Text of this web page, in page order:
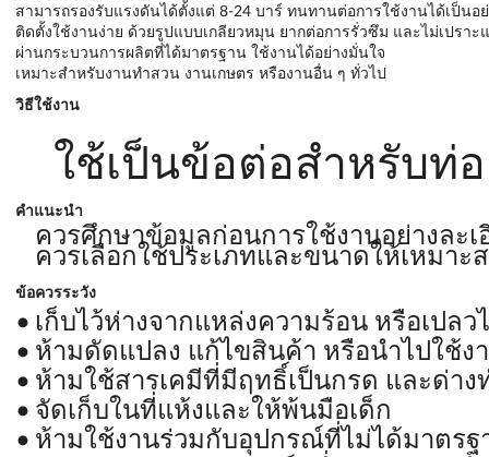
สามารถรองรับแรงดันได้ตั้งแต่ 8-24 บาร์ ทนทานต่อการใช้งานได้เป็นอ
ติดตั้งใช้งานง่าย ด้วยรูปแบบเกลียวหมุน ยากต่อการรั่วซึม และไม่เปราะ
ผ่านกระบวนการผลิตที่ได้มาตรฐาน ใช้งานได้อย่างมั่นใจ
เหมาะสำหรับงานทำสวน งานเกษตร หรืองานอื่น ๆ ทั่วไป
วิธีใช้งาน
ใช้เป็นข้อต่อสำหรับท่
คำแนะนำ
ควรศึกษาข้อมูลก่อนการใช้งานอย่างละเ
ควรเลือกใช้ประเภทและขนาดให้เหมาะ
ข้อควรระวัง
เก็บไว้ห่างจากแหล่งความร้อน หรือเปลว
ห้ามดัดแปลง แก้ไขสินค้า หรือนำไปใช้ง
ห้ามใช้สารเคมีที่มีฤทธิ์เป็นกรด และด่าง
จัดเก็บในที่แห้งและให้พ้นมือเด็ก
ห้ามใช้งานร่วมกับอุปกรณ์ที่ไม่ได้มาตรฐ